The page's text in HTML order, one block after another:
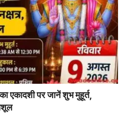
पर जानें शुभ मुहूर्त,